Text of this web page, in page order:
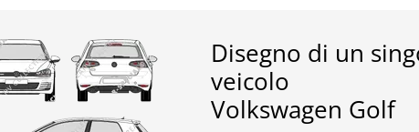
Disegno di un
veicolo
Volkswagen Golf